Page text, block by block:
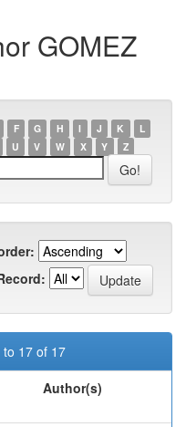
GOMEZ
F G H I J K
L
U V W X Y Z
17 of 17
Author(s)